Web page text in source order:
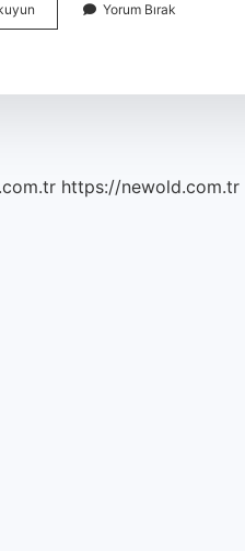
Kaptanı
Yorum Bırak
https://newold.com.tr